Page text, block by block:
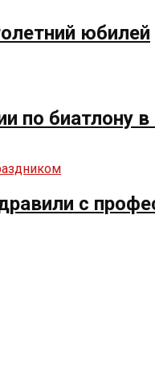
юбилей
по биатлону в
с